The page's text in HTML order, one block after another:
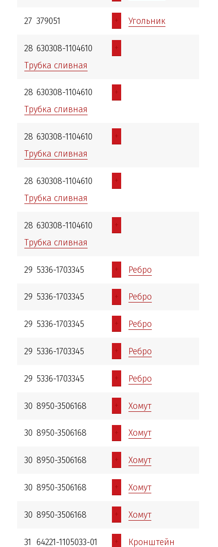
27 379051 + Угольник
28 630308-1104610
+
Трубка сливная
28 630308-1104610
+
Трубка сливная
28 630308-1104610
+
Трубка сливная
28 630308-1104610
+
Трубка сливная
28 630308-1104610
+
Трубка сливная
29 5336-1703345 + Ребро
29 5336-1703345 + Ребро
29 5336-1703345 + Ребро
29 5336-1703345 + Ребро
29 5336-1703345 + Ребро
30 8950-3506168 + Хомут
30 8950-3506168 + Хомут
30 8950-3506168 + Хомут
30 8950-3506168 + Хомут
30 8950-3506168 + Хомут
31 64221-1105033-01 + Кронштейн